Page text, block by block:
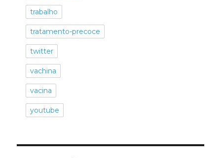
trabalho
tratamento-precoce
twitter
vachina
vacina
youtube